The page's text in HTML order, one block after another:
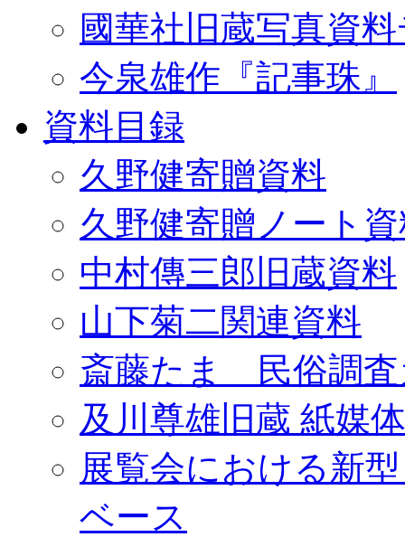
國華社旧蔵写真資
今泉雄作『記事珠』
資料目録
久野健寄贈資料
久野健寄贈ノート
中村傳三郎旧蔵資料
山下菊二関連資料
斎藤たま 民俗調査
及川尊雄旧蔵 紙媒
展覧会における新
ベース